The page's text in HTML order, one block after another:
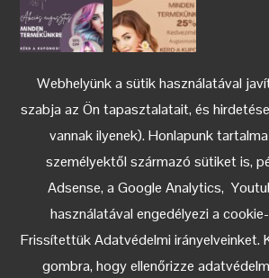
Webhelyünk a sütik használatával
szabja az Ön tapasztalatait, és
vannak ilyenek). Honlapunk
személyektől származó sütiket is,
Adsense, a Google Analytics,
használatával engedélyezi a
Frissítettük Adatvédelmi irányelveinket.
gombra, hogy ellenőrizze
Keress az